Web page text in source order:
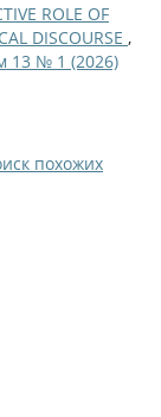
ROLE OF
DISCOURSE ,
13 № 1 (2026)
похожих